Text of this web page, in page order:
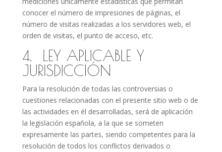
conocer el número de impresiones de páginas, el
número de visitas realizadas a los servidores web, el
orden de visitas, el punto de acceso, etc.
4. LEY APLICABLE Y
JURISDICCIÓN
Para la resolución de todas las controversias o
cuestiones relacionadas con el presente sitio web o de
las actividades en él desarrolladas, será de aplicación
la legislación española, a la que se someten
expresamente las partes, siendo competentes para la
resolución de todos los conflictos derivados o